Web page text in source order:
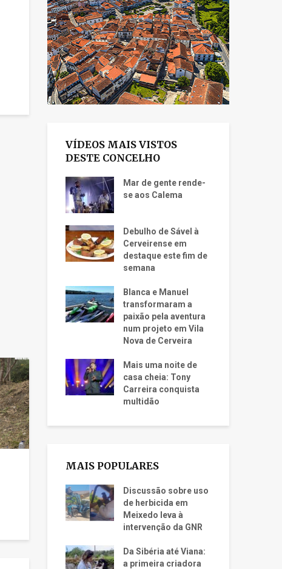
VÍDEOS MAIS VISTOS
DESTE CONCELHO
Mar de gente rende-
se aos Calema
Debulho de Sável à
Cerveirense em
destaque este fim de
semana
Blanca e Manuel
transformaram a
paixão pela aventura
num projeto em Vila
Nova de Cerveira
Mais uma noite de
casa cheia: Tony
Carreira conquista
multidão
MAIS POPULARES
Discussão sobre uso
de herbicida em
Meixedo leva à
intervenção da GNR
Da Sibéria até Viana:
a primeira criadora